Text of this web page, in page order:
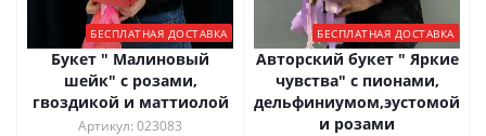
БЕСПЛАТНАЯ ДОСТАВКА
Букет " Малиновый
шейк" с розами,
гвоздикой и маттиолой
Артикул: 023083
БЕСПЛАТНАЯ ДОСТАВКА
Авторский букет " Яркие
чувства" с пионами,
дельфиниумом,эустомой
и розами